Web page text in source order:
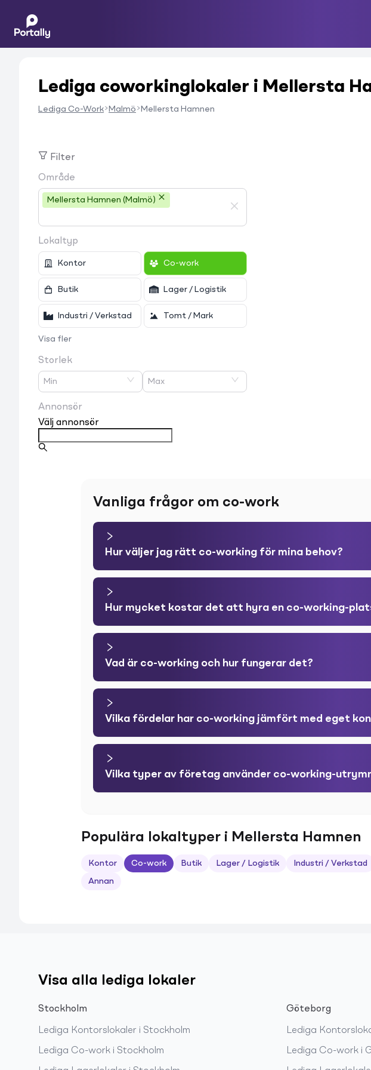
Lediga coworkinglokaler i Mellersta
Lediga Co-Work Malmö Mellersta Hamnen
Filter
Område
Mellersta Hamnen (Malmö)
Lokaltyp
Kontor Co-work
Butik Lager / Logistik
Industri / Verkstad Tomt / Mark
Visa fler
Storlek
Min Max
Annonsör
Välj annonsör
Vanliga frågor om co-work
Hur väljer jag rätt co-working för mina behov?
Hur mycket kostar det att hyra en co-working-
Vad är co-working och hur fungerar det?
Vilka fördelar har co-working jämfört med eget
Vilka typer av företag använder co-working-
Populära lokaltyper i Mellersta Hamnen
Kontor Co-work Butik Lager / Logistik Industri / Verkstad
Annan
Visa alla lediga lokaler
Stockholm
Lediga Kontorslokaler i Stockholm
Lediga Co-work i Stockholm
Göteborg
Lediga
Lediga Co-work i